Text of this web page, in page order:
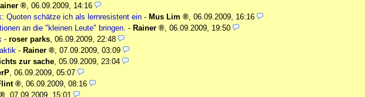
, 06.09.2009, 14:16
Quoten schätze ich als lernresistent ein - Mus Lim , 06.09.2009, 16:16
an die "kleinen Leute" bringen. - Rainer , 06.09.2009, 19:50
- roser parks, 06.09.2009, 22:48
- Rainer , 07.09.2009, 03:09
zur sache, 05.09.2009, 23:04
, 06.09.2009, 05:07
, 06.09.2009, 08:16
07.09.2009, 15:01